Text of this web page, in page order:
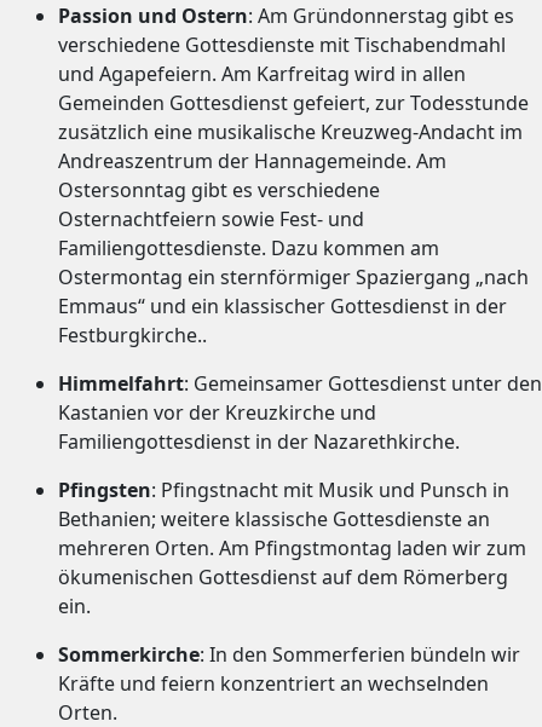
Passion und Ostern: Am Gründonnerstag gibt es
verschiedene Gottesdienste mit Tischabendmahl
und Agapefeiern. Am Karfreitag wird in allen
Gemeinden Gottesdienst gefeiert, zur Todesstunde
zusätzlich eine musikalische Kreuzweg-Andacht im
Andreaszentrum der Hannagemeinde. Am
Ostersonntag gibt es verschiedene
Osternachtfeiern sowie Fest- und
Familiengottesdienste. Dazu kommen am
Ostermontag ein sternförmiger Spaziergang „nach
Emmaus“ und ein klassischer Gottesdienst in der
Festburgkirche..
Himmelfahrt: Gemeinsamer Gottesdienst unter den
Kastanien vor der Kreuzkirche und
Familiengottesdienst in der Nazarethkirche.
Pfingsten: Pfingstnacht mit Musik und Punsch in
Bethanien; weitere klassische Gottesdienste an
mehreren Orten. Am Pfingstmontag laden wir zum
ökumenischen Gottesdienst auf dem Römerberg
ein.
Sommerkirche: In den Sommerferien bündeln wir
Kräfte und feiern konzentriert an wechselnden
Orten.